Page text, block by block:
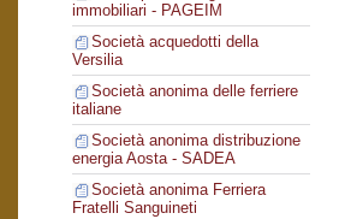
immobiliari - PAGEIM
Società acquedotti della
Versilia
Società anonima delle ferriere
italiane
Società anonima distribuzione
energia Aosta - SADEA
Società anonima Ferriera
Fratelli Sanguineti